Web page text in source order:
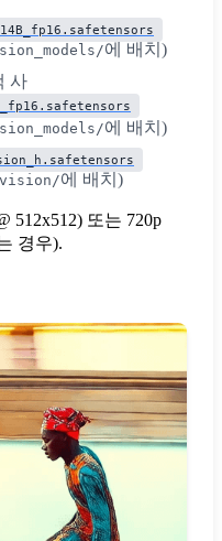
에 배치)
사
에 배치)
에 배치)
512x512) 또는 720p
경우).